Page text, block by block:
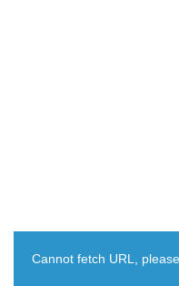
Cannot fetch URL,